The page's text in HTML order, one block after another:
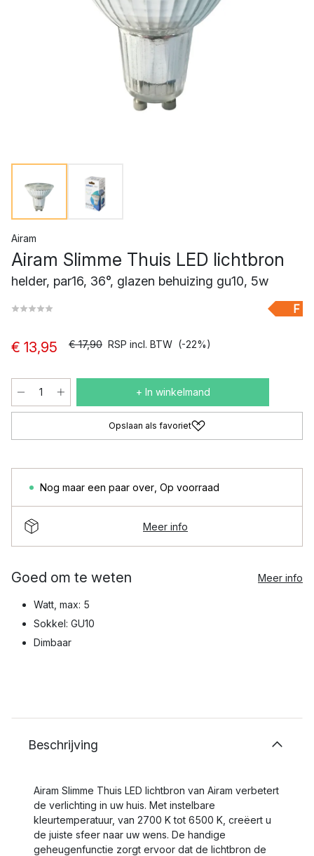
Airam
Airam Slimme Thuis LED lichtbron
helder, par16, 36°, glazen behuizing gu10, 5w
F
€ 13,95 € 17,90 RSP incl. BTW (-22%)
+ In winkelmand
Opslaan als favoriet
Nog maar een paar over Op voorraad
Meer info
Goed om te weten Meer info
Watt, max: 5
Sokkel: GU10
Dimbaar
Beschrijving
Airam Slimme Thuis LED lichtbron van Airam verbetert
de verlichting in uw huis. Met instelbare
kleurtemperatuur, van 2700 K tot 6500 K, creëert u
de juiste sfeer naar uw wens. De handige
geheugenfunctie zorgt ervoor dat de lichtbron de